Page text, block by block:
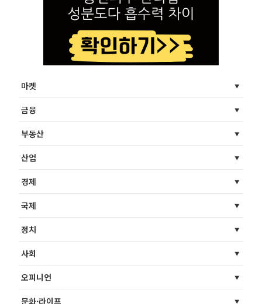
마켓
금융
부동산
산업
경제
국제
정치
사회
오피니언
문화·라이프